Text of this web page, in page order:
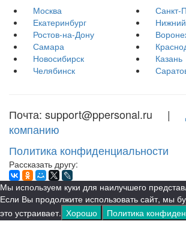
Москва
Санкт-
Екатеринбург
Ростов-на-Дону
Самара
Новосибирск
Казань
Челябинск
Почта: support@ppersonal.ru |
компанию
Политика конфиденциальности
Рассказать другу:
Мы используем куки для наилучшего
Если Вы продолжите использовать сайт, мы
это устраивает. Хорошо Политика